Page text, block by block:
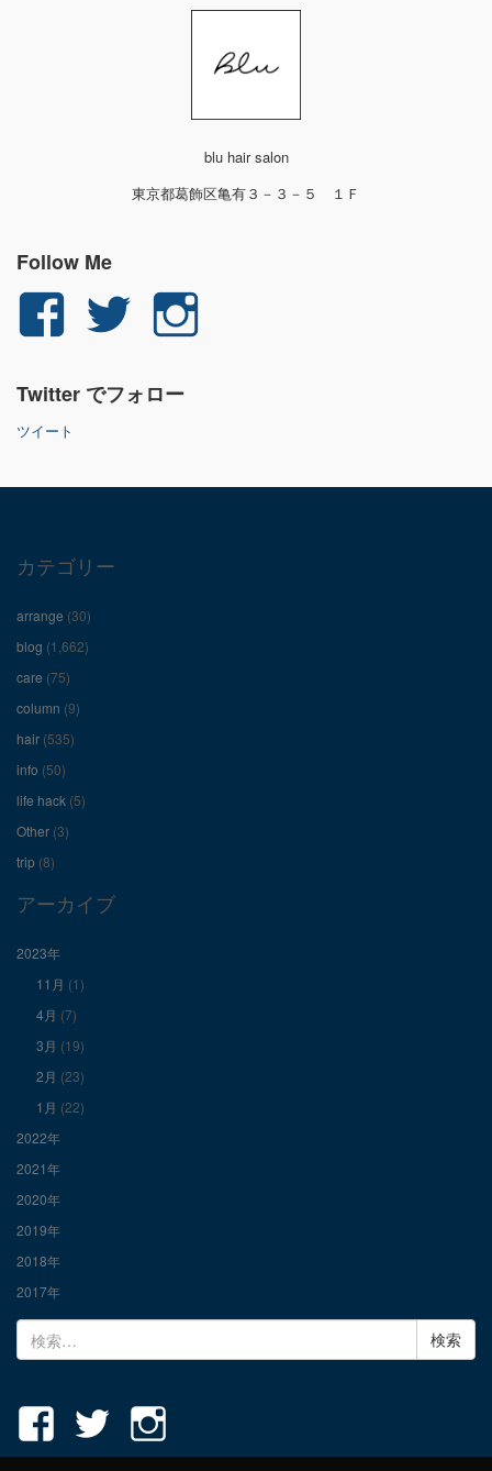
blu hair salon
東京都葛飾区亀有３－３－５ １Ｆ
Follow Me
yuichi.fujita.351
ん
ロ
フ
ィ
ー
ル
を
Facebook
で
示
yu_1_fjt
ん
Twitter でフォロー
ツイート
カテゴリー
arrange (30)
blog (1,662)
care (75)
column (9)
hair (535)
info (50)
life hack (5)
Other (3)
trip (8)
アーカイブ
2023年
11月 (1)
4月 (7)
3月 (19)
2月 (23)
1月 (22)
2022年
2021年
2020年
2019年
2018年
2017年
索: